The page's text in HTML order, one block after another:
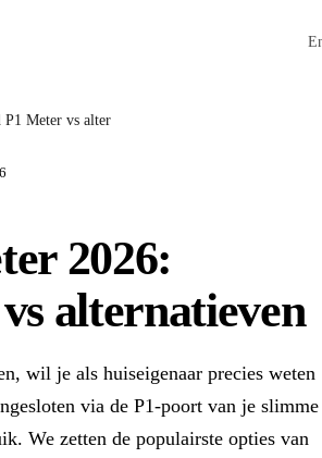
P1 Meter vs alter
2026:
alternatieven
wil je als huiseigenaar precies weten
via de P1-poort van je slimme
We zetten de populairste opties van